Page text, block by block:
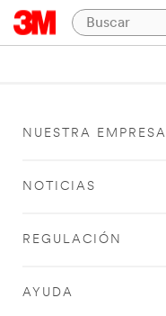
NUESTRA EMPRESA
NOTICIAS
REGULACIÓN
AYUDA